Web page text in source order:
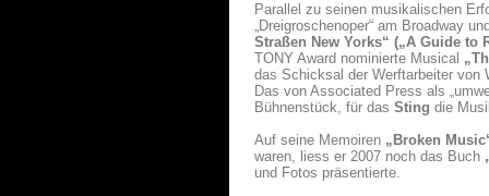
Parallel zu seinen musikalischen
„Dreigroschenoper“ am Broadway
Straßen New Yorks“ („A Guide to
TONY Award nominierte Musical
das Schicksal der Werftarbeiter von
Das von Associated Press als
Bühnenstück, für das Sting die
Auf seine Memoiren „Broken
waren, liess er 2007 noch das Buch
und Fotos präsentierte.